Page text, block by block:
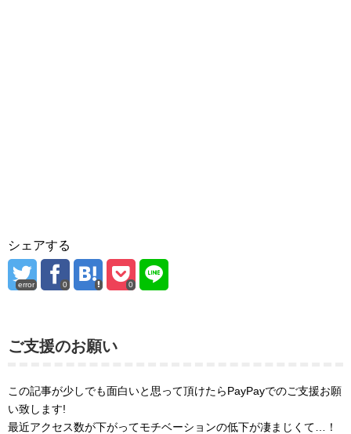
シェアする
error 0 0
ご支援のお願い
この記事が少しでも面白いと思って頂けたらPayPayでのご支援お願
い致します!
最近アクセス数が下がってモチベーションの低下が凄まじくて…！